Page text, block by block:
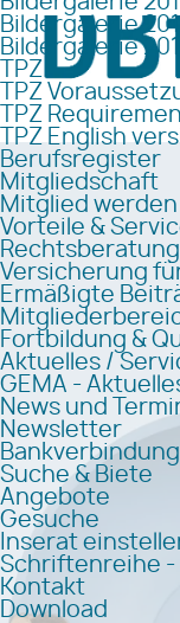
Bildergalerie
Bildergalerie
TPZ
TPZ
TPZ
TPZ English
Berufsregister
Mitgliedschaft
Mitglied werden
Vorteile &
Versicherung
Ermäßigte
Fortbildung &
Aktuelles /
GEMA -
News und
Newsletter
Bankverbindung
Suche & Biete
Angebote
Gesuche
Inserat
Schriftenreihe -
Kontakt
Download